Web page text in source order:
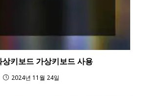
상키보드 가상키보드 사용
2024년 11월 24일